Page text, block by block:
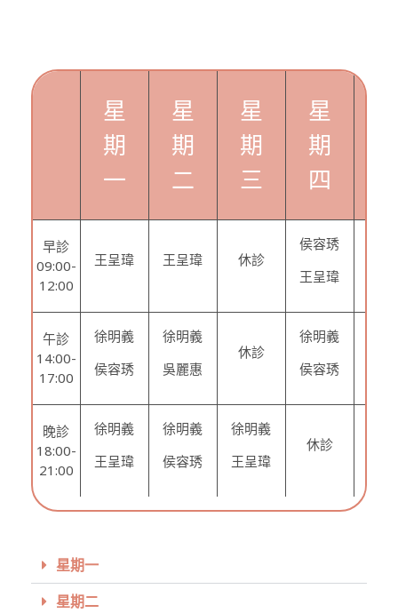
星
期
一
星
期
二
星
期
三
星
期
四
早診
09:00-
12:00
王呈瑋 王呈瑋 休診
侯容琇
王呈瑋
午診
14:00-
17:00
徐明義
侯容琇
徐明義
吳麗惠
休診
徐明義
侯容琇
晚診
18:00-
21:00
徐明義
王呈瑋
徐明義
侯容琇
徐明義
王呈瑋
休診
星期一
星期二